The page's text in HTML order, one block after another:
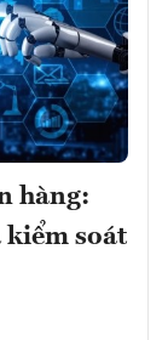
hàng:
kiểm soát